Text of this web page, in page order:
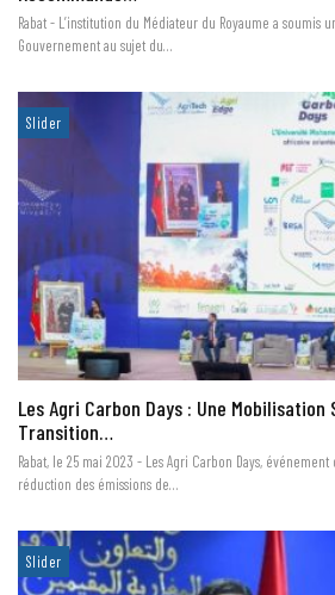
Rabat - L’institution du Médiateur du Royaume a soumis
Gouvernement au sujet du…
Slider
Les Agri Carbon Days : Une Mobilisation
Transition…
Rabat, le 25 mai 2023 - Les Agri Carbon Days,
réduction des émissions de…
Slider